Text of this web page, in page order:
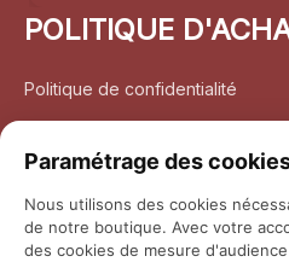
POLITIQUE
Politique de confidentialité
Politique de retour et
Paramétrage des
Nous utilisons des cookies
de notre boutique. Avec votre
des cookies de mesure